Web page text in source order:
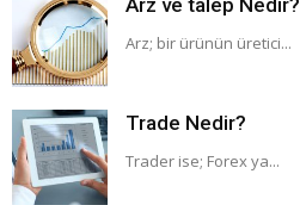
Arz ve talep Nedir?
Arz; bir ürünün üretici...
Trade Nedir?
Trader ise; Forex ya...